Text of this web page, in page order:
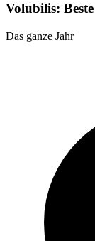
Volubilis: Beste
Das ganze Jahr